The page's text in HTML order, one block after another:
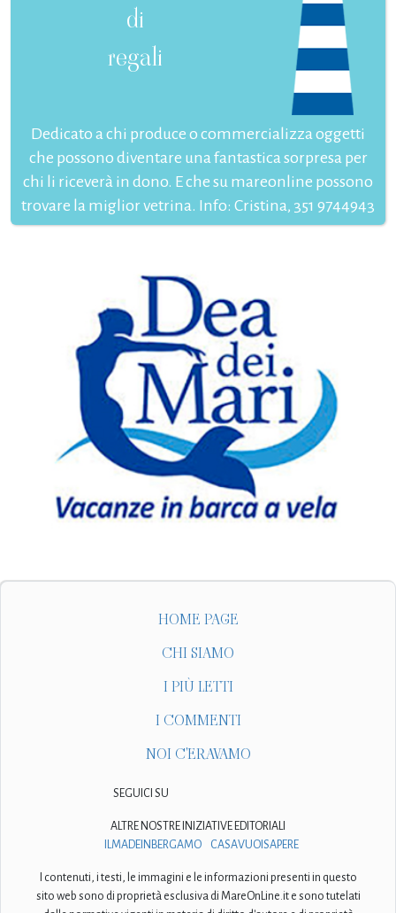
di
regali
Dedicato a chi produce o commercializza oggetti
che possono diventare una fantastica sorpresa per
chi li riceverà in dono. E che su mareonline possono
trovare la miglior vetrina. Info: Cristina, 351 9744943
HOME PAGE
CHI SIAMO
I PIÙ LETTI
I COMMENTI
NOI C'ERAVAMO
SEGUICI SU
ALTRE NOSTRE INIZIATIVE EDITORIALI
ILMADEINBERGAMO
CASAVUOISAPERE
I contenuti, i testi, le immagini e le informazioni presenti in questo
sito web sono di proprietà esclusiva di MareOnLine.it e sono tutelati